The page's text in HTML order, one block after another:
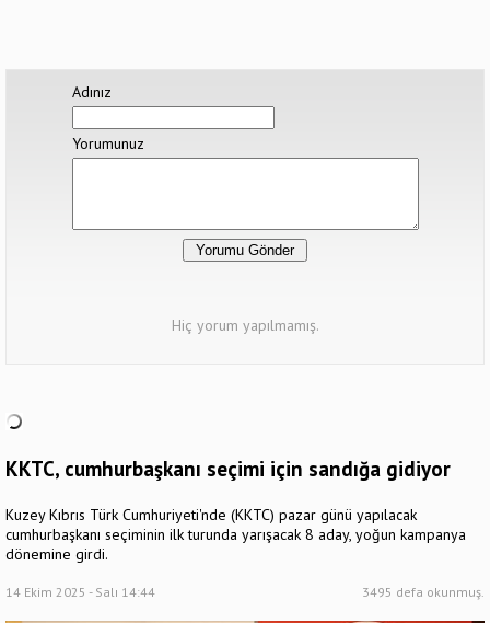
Adınız
Yorumunuz
Hiç yorum yapılmamış.
KKTC, cumhurbaşkanı seçimi için sandığa gidiyor
Kuzey Kıbrıs Türk Cumhuriyeti'nde (KKTC) pazar günü yapılacak
cumhurbaşkanı seçiminin ilk turunda yarışacak 8 aday, yoğun kampanya
dönemine girdi.
14 Ekim 2025 - Salı 14:44 3495 defa okunmuş.